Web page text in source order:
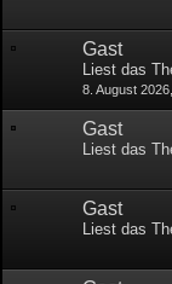
Gast
Liest das
8. August
Gast
Liest das
Gast
Liest das